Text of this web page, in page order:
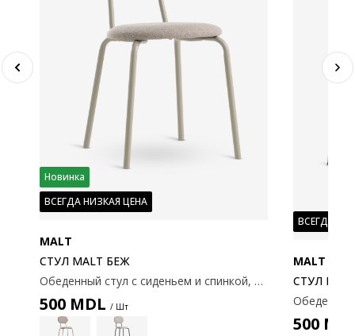
Новинка
ВСЕГДА НИЗКАЯ ЦЕНА
MALT
СТУЛ MALT БЕЖ
Обеденный стул с сиденьем и спинкой, обитыми бежевой тканью. Стальные ножки.
500MDL / Шт
ВСЕГДА
MALT
СТУЛ
500